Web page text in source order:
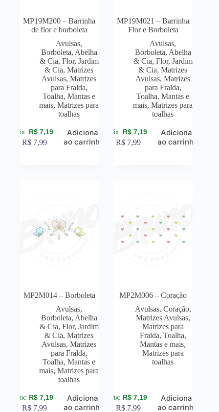
MP19M200 – Barrinha
de flor e borboleta
Avulsas,
Borboleta, Abelha
& Cia, Flor, Jardim
& Cia,Matrizes
Avulsas,Matrizes
para Fralda,
Toalha, Mantas e
mais,Matrizes para
toalhas
R$ 7,19
R$ 7,99
Adicionar
ao carrinho
MP19M021 – Barrinha
Flor e Borboleta
Avulsas,
Borboleta, Abelha
& Cia, Flor, Jardim
& Cia,Matrizes
Avulsas,Matrizes
para Fralda,
Toalha, Mantas e
mais,Matrizes para
toalhas
R$ 7,19
R$ 7,99
Adicionar
ao carrinho
MP2M014 – Borboleta
Avulsas,
Borboleta, Abelha
& Cia, Flor, Jardim
& Cia,Matrizes
Avulsas,Matrizes
para Fralda,
Toalha, Mantas e
mais,Matrizes para
toalhas
R$ 7,19
R$ 7,99
Adicionar
ao carrinho
MP2M006 – Coração
Avulsas, Coração,
Matrizes Avulsas,
Matrizes para
Fralda, Toalha,
Mantas e mais,
Matrizes para
toalhas
R$ 7,19
R$ 7,99
Adicionar
ao carrinho